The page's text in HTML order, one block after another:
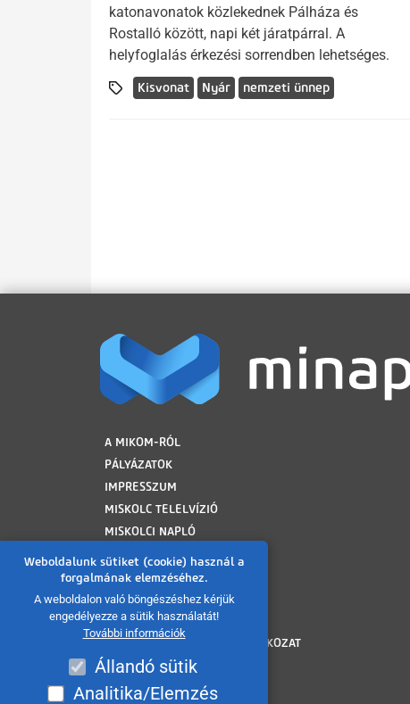
Weboldalunk sütiket (cookie) használ a
forgalmának elemzéséhez.
A weboldalon való böngészéshez kérjük
engedélyezze a sütik használatát!
További információk
Állandó sütik
Analitika/Elemzés
katonavonatok közlekednek Pálháza és
Rostalló között, napi két járatpárral. A
helyfoglalás érkezési sorrendben lehetséges.
Kisvonat Nyár nemzeti ünnep
LÁBLÉC
A MIKOM-RÓL
PÁLYÁZATOK
IMPRESSZUM
MISKOLC TELELVÍZIÓ
MISKOLCI NAPLÓ
FELHASZNÁLÁSI FELTÉTELEK
ADATVÉDELMI TÁJÉKOZTATÓ
SÜTI TÁJÉKOZTATÓ
AKADÁLYMENTESÍTÉSI NYILATKOZAT
KÖZÉRDEKŰ ADATOK
KÖZADATKERESŐ